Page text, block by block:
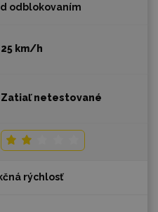
odblokovaním
25 km/h
Zatiaľ netestované
rýchlosť